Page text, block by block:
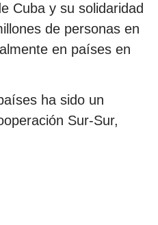
Cuba y su solidaridad
de personas en
en países en
ha sido un
Sur-Sur,